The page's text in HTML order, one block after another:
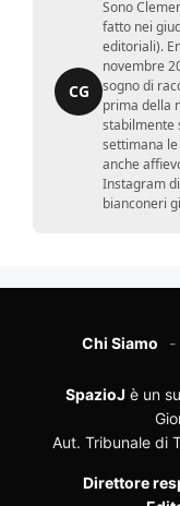
CG
editoriali).
novembre
sogno di
prima della
stabilmente
settimana le
anche
Instagram
bianconeri
Aut. Tribunale di